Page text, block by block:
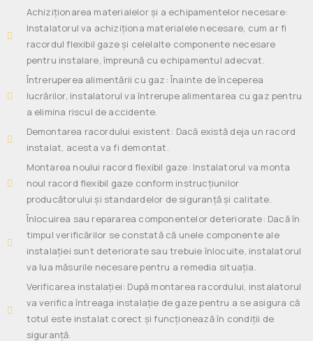
Achiziționarea materialelor și a echipamentelor necesare:
Instalatorul va achiziționa materialele necesare, cum ar fi
racordul flexibil gaze și celelalte componente necesare
pentru instalare, împreună cu echipamentul adecvat.
Întreruperea alimentării cu gaz: Înainte de începerea
lucrărilor, instalatorul va întrerupe alimentarea cu gaz pentru
a elimina riscul de accidente.
Demontarea racordului existent: Dacă există deja un racord
instalat, acesta va fi demontat.
Montarea noului racord flexibil gaze: Instalatorul va monta
noul racord flexibil gaze conform instrucțiunilor
producătorului și standardelor de siguranță și calitate.
Înlocuirea sau repararea componentelor deteriorate: Dacă în
timpul verificărilor se constată că unele componente ale
instalației sunt deteriorate sau trebuie înlocuite, instalatorul
va lua măsurile necesare pentru a remedia situația.
Verificarea instalației: După montarea racordului, instalatorul
va verifica întreaga instalație de gaze pentru a se asigura că
totul este instalat corect și funcționează în condiții de
siguranță.